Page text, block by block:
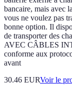
bancaire, mais avec
vous ne voulez pas
bonne option. Il
de transporter des
AVEC CÂBLES
conforme aux
avant
30.46 EURVoir le